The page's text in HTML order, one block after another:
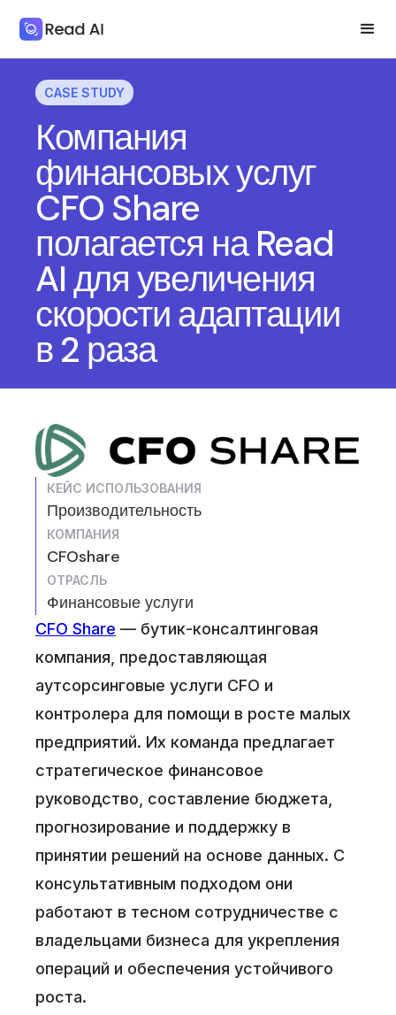
CASE STUDY
Компания
финансовых услуг
CFO Share
полагается на Read
AI для увеличения
скорости адаптации
в 2 раза
КЕЙС ИСПОЛЬЗОВАНИЯ
Производительность
КОМПАНИЯ
CFOshare
ОТРАСЛЬ
Финансовые услуги
CFO Share — бутик-консалтинговая
компания, предоставляющая
аутсорсинговые услуги CFO и
контролера для помощи в росте малых
предприятий. Их команда предлагает
стратегическое финансовое
руководство, составление бюджета,
прогнозирование и поддержку в
принятии решений на основе данных. С
консультативным подходом они
работают в тесном сотрудничестве с
владельцами бизнеса для укрепления
операций и обеспечения устойчивого
роста.